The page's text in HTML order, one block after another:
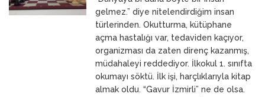
23 Mart 2026 ANNEMgelmez.” diye nitelendirdiğim insan
türlerinden. Okutturma, kütüphane
açma hastalığı var, tedaviden kaçıyor,
organizması da zaten direnç kazanmış,
müdahaleyi reddediyor. İlkokul 1. sınıfta
okumayı söktü. İlk işi, harçlıklarıyla kitap
almak oldu. “Gavur İzmirli” ne de olsa.